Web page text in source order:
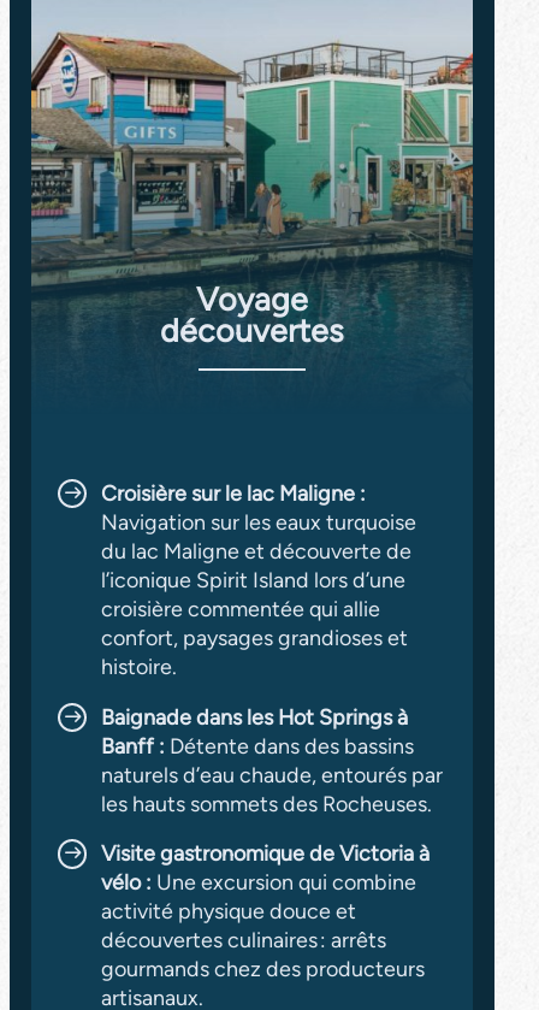
Voyage
découvertes
Croisière sur le lac Maligne :
Navigation sur les eaux turquoise
du lac Maligne et découverte de
l’iconique Spirit Island lors d’une
croisière commentée qui allie
confort, paysages grandioses et
histoire.
Baignade dans les Hot Springs à
Banff : Détente dans des bassins
naturels d’eau chaude, entourés par
les hauts sommets des Rocheuses.
Visite gastronomique de Victoria à
vélo : Une excursion qui combine
activité physique douce et
découvertes culinaires : arrêts
gourmands chez des producteurs
artisanaux.